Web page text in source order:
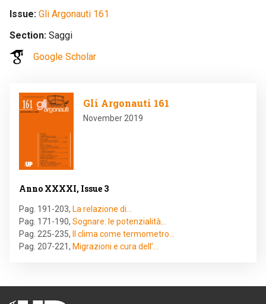
Issue Gli Argonauti 161
Section Saggi
Google Scholar
Image
Gli Argonauti 161
November 2019
Anno XXXXI, Issue 3
Pag. 191-203, La relazione di…
Pag. 171-190, Sognare: le potenzialità…
Pag. 225-235,
Il clima come termometro…
Pag. 207-221, Migrazioni e cura dell’…